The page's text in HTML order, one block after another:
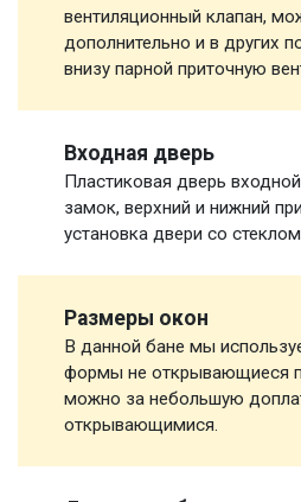
вентиляционный клапан,
дополнительно и в других
внизу парной приточную
Входная дверь
Пластиковая дверь
замок, верхний и нижний
установка двери со
Размеры окон
В данной бане мы
формы не открывающиеся
можно за небольшую
открывающимися.